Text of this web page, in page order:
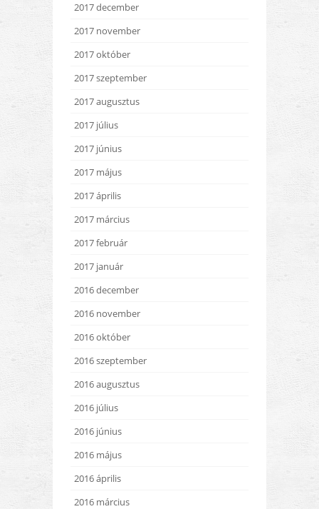
2017 december
2017 november
2017 október
2017 szeptember
2017 augusztus
2017 július
2017 június
2017 május
2017 április
2017 március
2017 február
2017 január
2016 december
2016 november
2016 október
2016 szeptember
2016 augusztus
2016 július
2016 június
2016 május
2016 április
2016 március